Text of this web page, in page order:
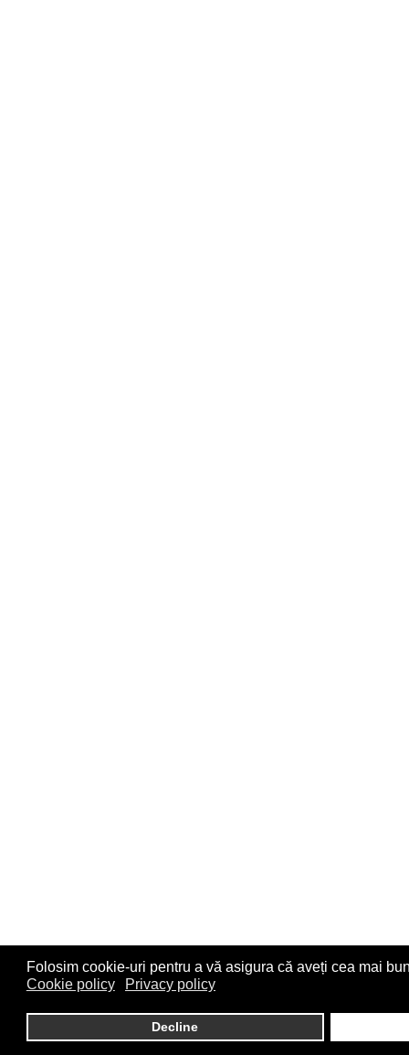
Folosim cookie-uri pentru a vă asigura că aveți cea mai
Cookie policy
Privacy policy
Decline